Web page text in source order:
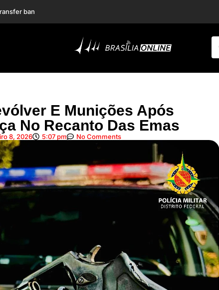
Luchsinger
por emendas
E Munições Após
No Recanto Das Emas
8, 2026 5:07 pm No Comments